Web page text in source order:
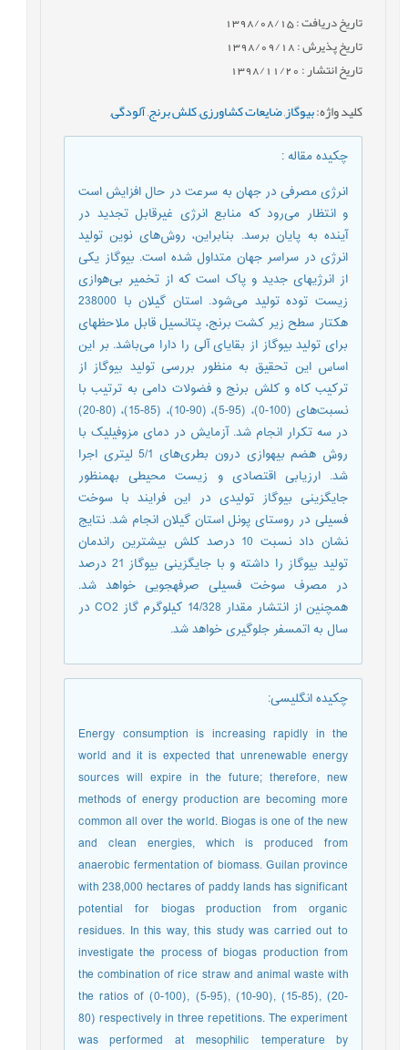
تاریخ دریافت : 1398/08/15
تاریخ پذیرش : 1398/09/18
تاریخ انتشار : 1398/11/20
کلید واژه:بیوگاز,ضایعات کشاورزی,کلش برنج,آلودگی,
چکیده مقاله:
انرژی مصرفی در جهان به سرعت در حال افزایش است
و انتظار می‌رود که منابع انرژی غیرقابل تجدید در
آینده به پایان برسد. بنابراین، روش‌های نوین تولید
انرژی در سراسر جهان متداول شده است. بیوگاز یکی
از انرژیهای جدید و پاک است که از تخمیر بی‌هوازی
زیست توده تولید می‌شود. استان گیلان با 238000
هکتار سطح زیر کشت برنج، پتانسیل قابل ملاحظهای
برای تولید بیوگاز از بقایای آلی را دارا می‌باشد. بر این
اساس این تحقیق به منظور بررسی تولید بیوگاز از
ترکیب کاه و کلش برنج و فضولات دامی به ترتیب با
نسبت‌های (100-0)، (95-5)، (90-10)، (85-15)، (80-20)
در سه تکرار انجام شد. آزمایش در دمای مزوفیلیک با
روش هضم بیهوازی درون بطری‌های 5/1 لیتری اجرا
شد. ارزیابی اقتصادی و زیست محیطی بهمنظور
جایگزینی بیوگاز تولیدی در این فرایند با سوخت
فسیلی در روستای پونل استان گیلان انجام شد. نتایج
نشان داد نسبت 10 درصد کلش بیشترین راندمان
تولید بیوگاز را داشته و با جایگزینی بیوگاز 21 درصد
در مصرف سوخت فسیلی صرفهجویی خواهد شد.
همچنین از انتشار مقدار 14/328 کیلوگرم گاز CO2 در
سال به اتمسفر جلوگیری خواهد شد.
چکیده انگلیسی:
Energy consumption is increasing rapidly in the
world and it is expected that unrenewable energy
sources will expire in the future; therefore, new
methods of energy production are becoming more
common all over the world. Biogas is one of the new
and clean energies, which is produced from
anaerobic fermentation of biomass. Guilan province
with 238,000 hectares of paddy lands has significant
potential for biogas production from organic
residues. In this way, this study was carried out to
investigate the process of biogas production from
the combination of rice straw and animal waste with
the ratios of (0-100), (5-95), (10-90), (15-85), (20-
80) respectively in three repetitions. The experiment
was performed at mesophilic temperature by